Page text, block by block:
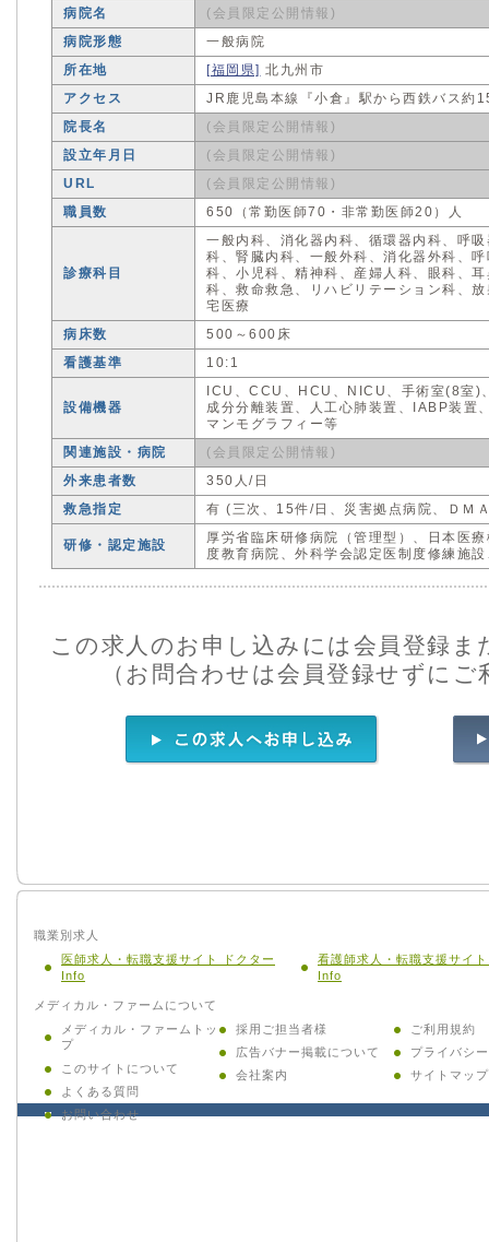
病院名
(会員限定公開情報)
病院形態
一般病院
所在地
[福岡県] 北九州市
アクセス
JR鹿児島本線『小倉』駅から西鉄バス約
院長名
(会員限定公開情報)
設立年月日
(会員限定公開情報)
URL
(会員限定公開情報)
職員数
650（常勤医師70・非常勤医師20）人
診療科目
一般内科、消化器内科、循環器内科、呼
科、腎臓内科、一般外科、消化器外科、
科、小児科、精神科、産婦人科、眼科、
科、救命救急、リハビリテーション科、
宅医療
病床数
500～600床
看護基準
10:1
設備機器
ICU、CCU、HCU、NICU、手術室(8室)
成分分離装置、人工心肺装置、IABP装
マンモグラフィー等
関連施設・病院
(会員限定公開情報)
外来患者数
350人/日
救急指定
有 (三次、15件/日、災害拠点病院、ＤＭ
研修・認定施設
厚労省臨床研修病院（管理型）、日本医
度教育病院、外科学会認定医制度修練施
この求人のお申し込みには会員登録
（お問合わせは会員登録せずに
職業別求人
医師求人・転職支援サイト ドクター
Info
看護師求人・転職支援サイ
Info
メディカル・ファームについて
メディカル・ファームトッ
プ
このサイトについて
よくある質問
お問い合わせ
採用ご担当者様
広告バナー掲載について
会社案内
ご利用規約
プライバシ
サイトマップ